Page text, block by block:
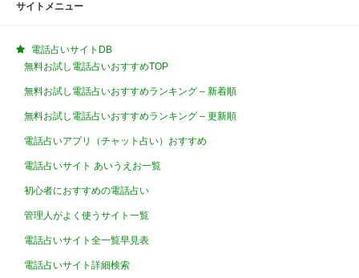
サイトメニュー
電話占いサイトDB
無料お試し電話占いおすすめTOP
無料お試し電話占いおすすめランキング – 新着順
無料お試し電話占いおすすめランキング – 更新順
電話占いアプリ（チャット占い）おすすめ
電話占いサイト あいうえお一覧
初心者におすすめの電話占い
管理人がよく使うサイト一覧
電話占いサイト全一覧早見表
電話占いサイト詳細検索